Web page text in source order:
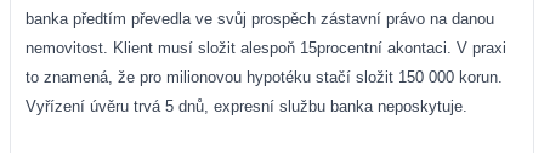
banka předtím převedla ve svůj prospěch zástavní právo na danou
nemovitost. Klient musí složit alespoň 15procentní akontaci. V praxi
to znamená, že pro milionovou hypotéku stačí složit 150 000 korun.
Vyřízení úvěru trvá 5 dnů, expresní službu banka neposkytuje.